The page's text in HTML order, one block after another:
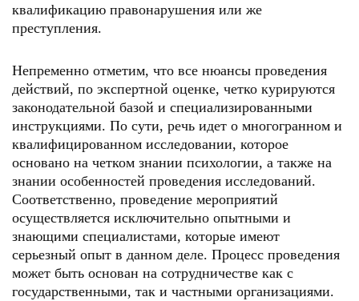
квалификацию правонарушения или же
преступления.
Непременно отметим, что все нюансы проведения
действий, по экспертной оценке, четко курируются
законодательной базой и специализированными
инструкциями. По сути, речь идет о многогранном и
квалифицированном исследовании, которое
основано на четком знании психологии, а также на
знании особенностей проведения исследований.
Соответственно, проведение мероприятий
осуществляется исключительно опытными и
знающими специалистами, которые имеют
серьезный опыт в данном деле. Процесс проведения
может быть основан на сотрудничестве как с
государственными, так и частными организациями.